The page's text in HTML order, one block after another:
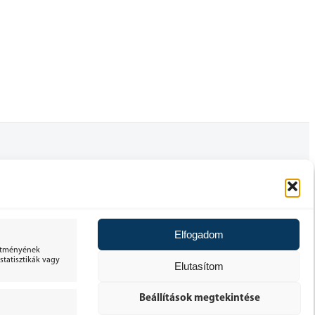
vagy
Elfogadom
Elutasítom
Beállítások megtekintése
ÁLTALÁNOS SZERZŐDÉSI FELTÉTELEK
30 NAPOS ELÁLLÁSI JOG